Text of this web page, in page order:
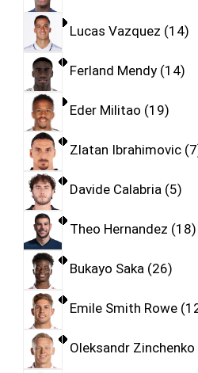
Lucas Vazquez 14
Ferland Mendy 14
Eder Militao 19
Zlatan Ibrahimovic 7
Davide Calabria 5
Theo Hernandez 18
Bukayo Saka 26
Emile Smith Rowe
Oleksandr Zinchenko